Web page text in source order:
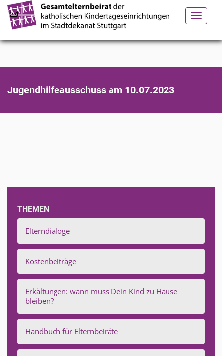
Toggle
navigation
Jugendhilfeausschuss am 10.07.2023
THEMEN
Elterndialoge
Kostenbeiträge
Erkältungen: wann muss Dein Kind zu Hause
bleiben?
Handbuch für Elternbeiräte